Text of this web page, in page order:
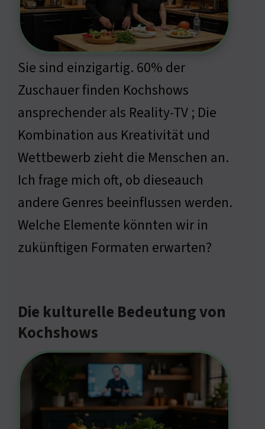
Sie sind einzigartig. 60% der
Zuschauer finden Kochshows
ansprechender als Reality-TV ; Die
Kombination aus Kreativität und
Wettbewerb zieht die Menschen an.
Ich frage mich oft, ob dieseauch
andere Genres beeinflussen werden.
Welche Elemente könnten wir in
zukünftigen Formaten erwarten?
Die kulturelle Bedeutung von
Kochshows